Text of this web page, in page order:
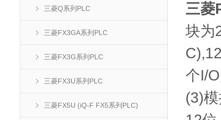
三菱Q系列PLC
三菱FX3GA系列PLC
三菱FX3G系列PLC
三菱FX3U系列PLC
三菱FX5U (iQ-F FX5系列PLC)
三菱
块为
个I/
(3)